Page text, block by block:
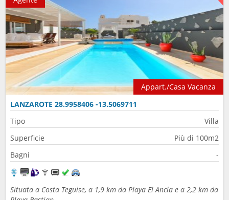
Appart./Casa Vacanza
LANZAROTE 28.9958406 -13.5069711
Tipo
Villa
Superficie
Più di 100m2
Bagni
-
Situata a Costa Teguise, a 1,9 km da Playa El Ancla e a 2,2 km da